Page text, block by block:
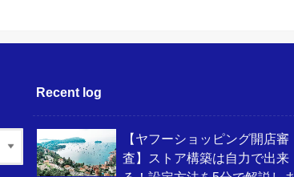
Recent log
【ヤフーショッピング開店審
査】ストア構築は自力で出来